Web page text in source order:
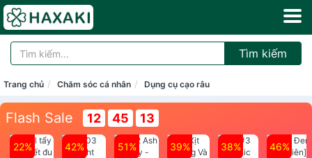
Tìm kiếm
Trang chủ Chăm sóc cá nhân Dụng cụ cạo râu
Flash Sale 12 45 13
22% 42% 51% 39% 38% 46%